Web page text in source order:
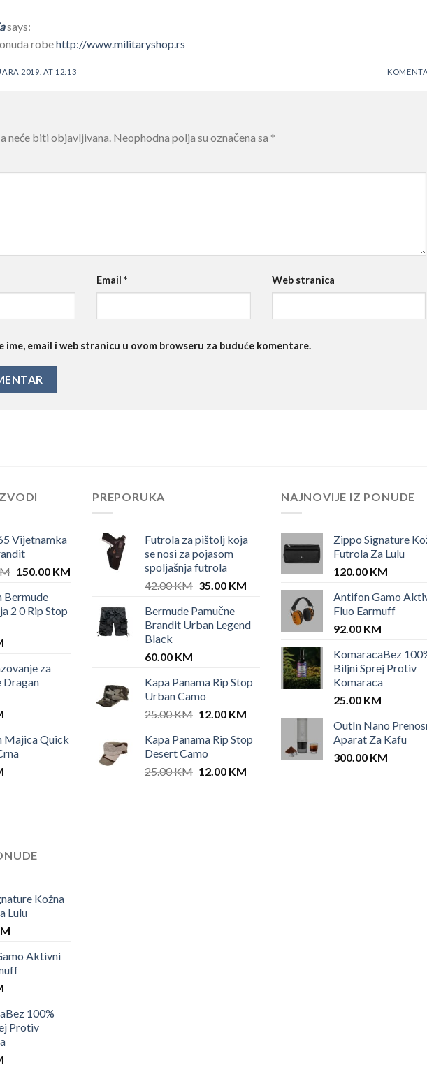
says:
robehttp://www.militaryshop.rs
2019. AT 12:13
neće biti objavljivana. Neophodna polja su označena sa *
Email * Web stranica
ime, email i web stranicu u ovom browseru za buduće komentare.
Vijetnamka
Original
was:
175.00 KM.
150.00 KMCurrent
150.00 KM.
Bermude
2 0 Rip Stop
za
Dragan
Majica Quick
PREPORUKA
Futrola za pištolj koja
se nosi za pojasom
spoljašnja futrola
42.00KM Original
was:
42.00 KM.
35.00 KMCurrent
35.00 KM.
Bermude Pamučne
Brandit Urban Legend
Black
60.00 KM
Kapa Panama Rip Stop
Urban Camo
25.00KM Original
was:
25.00 KM.
12.00 KMCurrent
is:
12.00 KM.
Kapa Panama Rip Stop
Desert Camo
25.00KM Original
12.00 KMCurrent
NAJNOVIJE IZ PONUDE
Zippo Signature
Futrola Za Lulu
120.00 KM
Antifon Gamo
Fluo Earmuff
92.00 KM
KomaracaBez
Biljni Sprej Protiv
Komaraca
25.00 KM
OutIn Nano
Aparat Za Kafu
300.00 KM
Kožna
Lulu
Aktivni
100%
Protiv